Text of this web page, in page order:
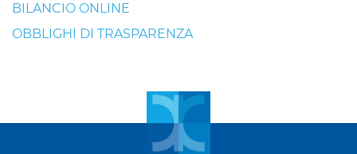
BILANCIO ONLINE
OBBLIGHI DI TRASPARENZA